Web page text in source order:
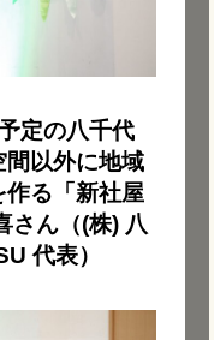
定の八千代
以外に地域
る「新社屋
さん（(株) 八
代表）